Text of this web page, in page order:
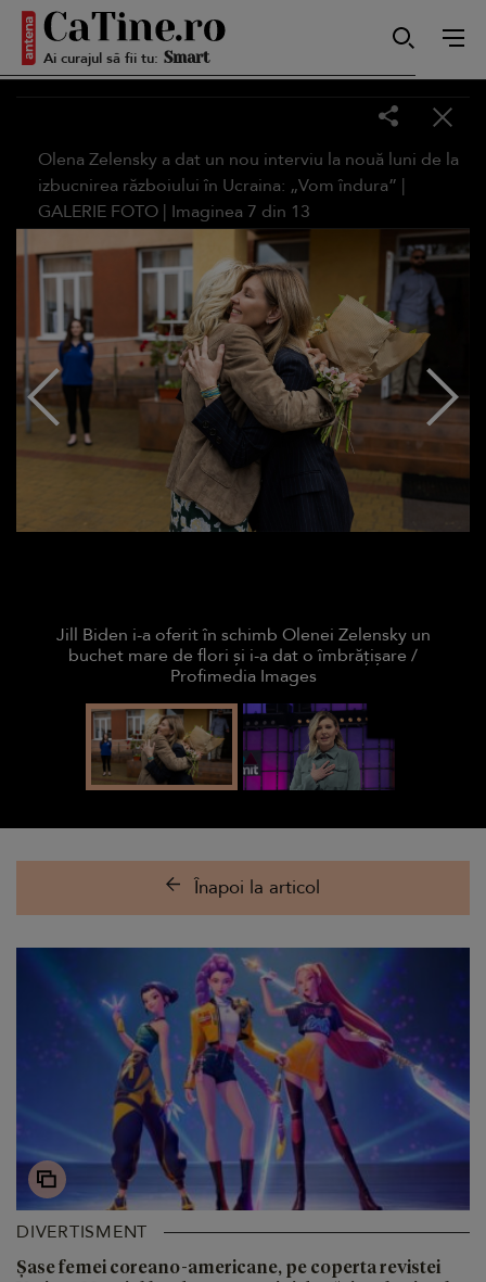
Ai curajul să fii tu: Smart
Sensibilă
Puternică
Olena Zelensky a dat un nou interviu la nouă luni de la
izbucnirea războiului în Ucraina: „Vom îndura” |
GALERIE FOTO | Imaginea 7 din 13
Jill Biden i-a oferit în schimb Olenei Zelensky un
buchet mare de flori și i-a dat o îmbrățișare /
Profimedia Images
Înapoi la articol
DIVERTISMENT
Șase femei coreano-americane, pe coperta revistei